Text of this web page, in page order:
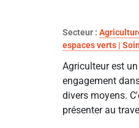
Secteur :
espaces verts |
Agriculteur est
engagement
divers moyens.
présenter au